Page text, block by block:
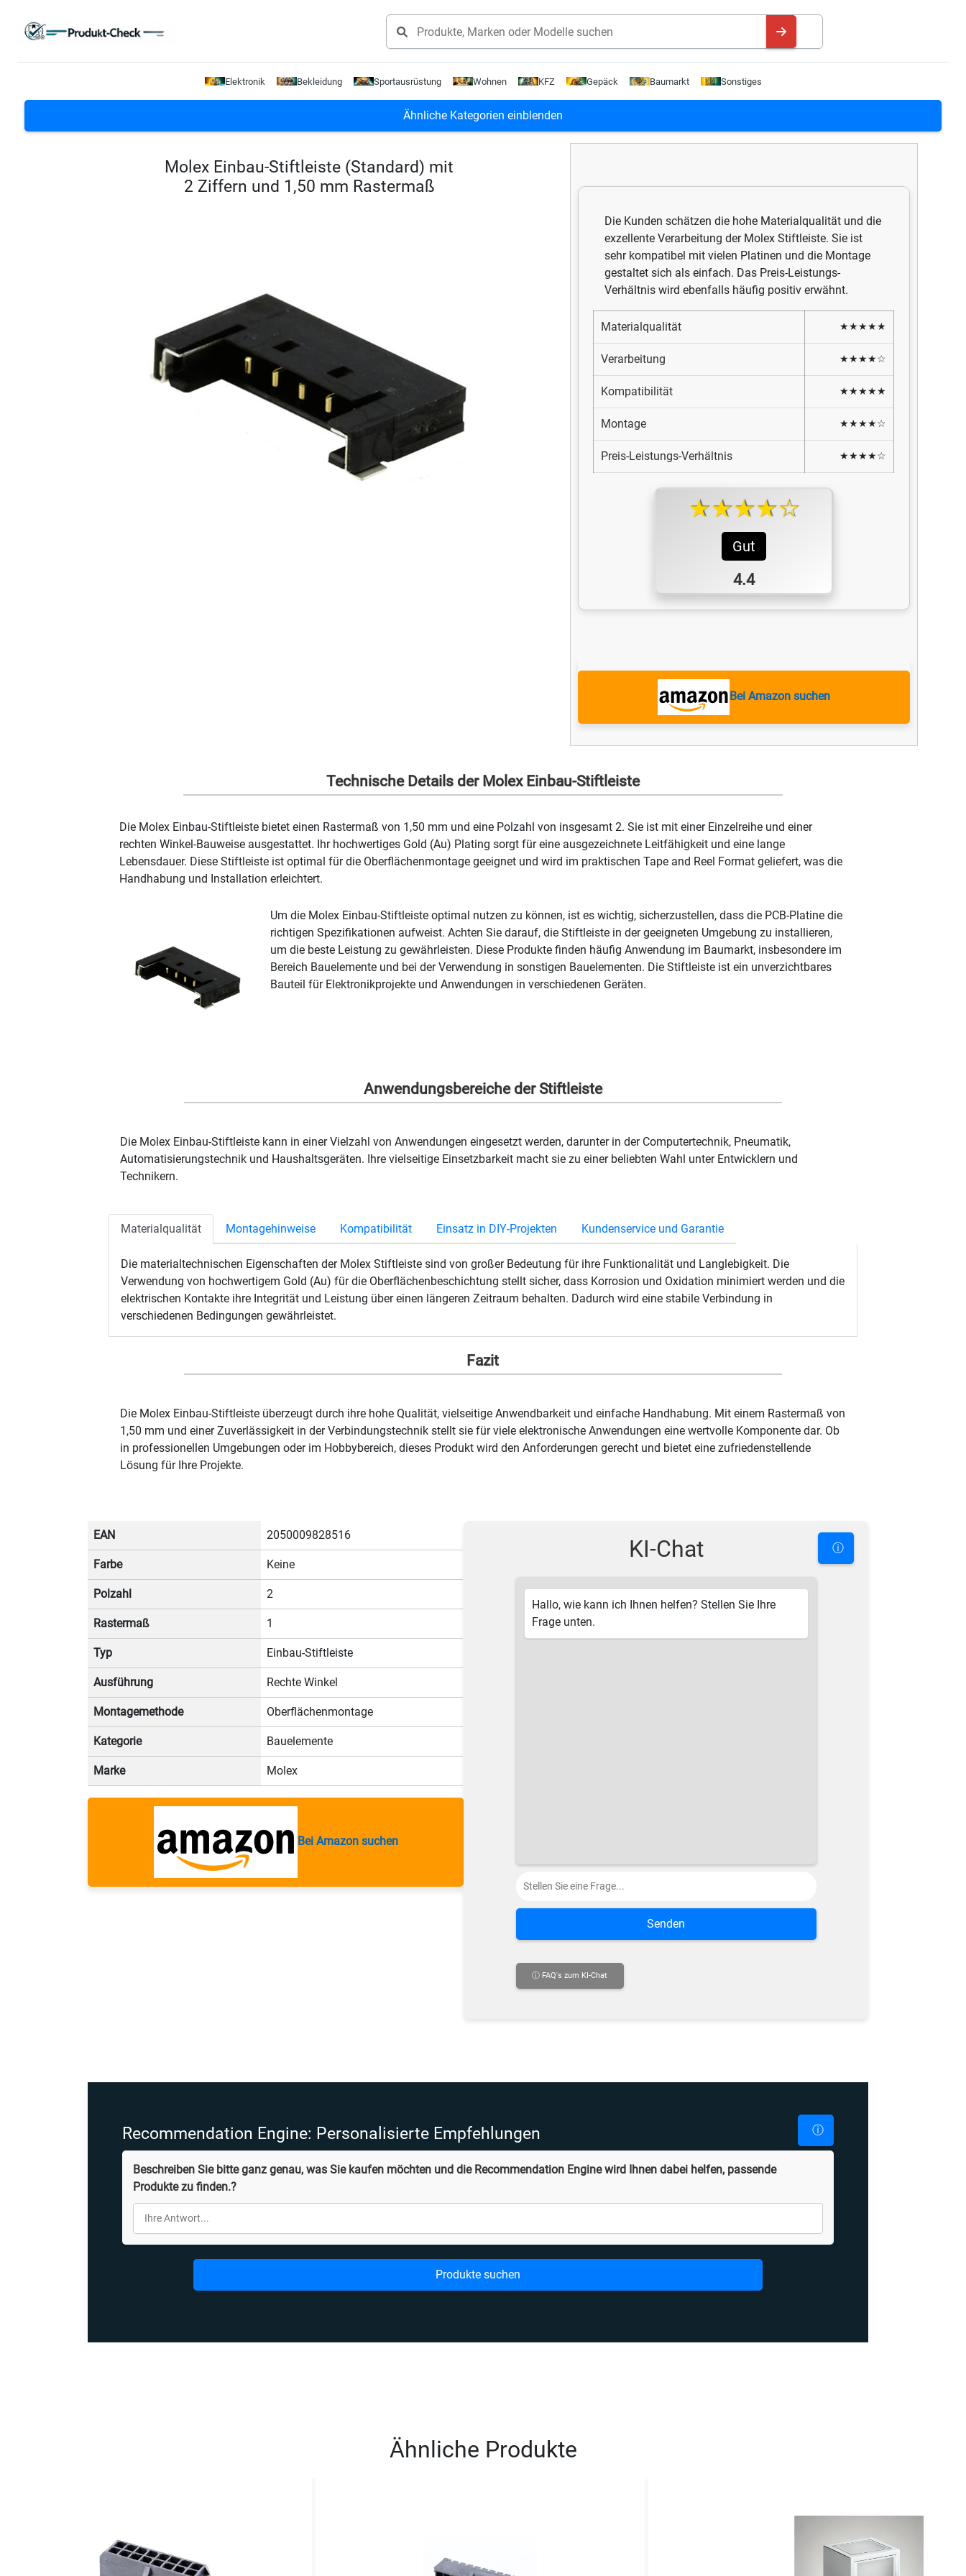
Elektronik Bekleidung Sportausrüstung Wohnen KFZ Gepäck Baumarkt Sonstiges
Ähnliche Kategorien einblenden
Molex Einbau-Stiftleiste (Standard) mit
2 Ziffern und 1,50 mm Rastermaß
Die Kunden schätzen die hohe Materialqualität und die
exzellente Verarbeitung der Molex Stiftleiste. Sie ist
sehr kompatibel mit vielen Platinen und die Montage
gestaltet sich als einfach. Das Preis-Leistungs-
Verhältnis wird ebenfalls häufig positiv erwähnt.
Materialqualität ★★★★★
Verarbeitung ★★★★☆
Kompatibilität ★★★★★
Montage ★★★★☆
Preis-Leistungs-Verhältnis ★★★★☆
★★★★☆
Gut
4.4
Bei Amazon suchen
Technische Details der Molex Einbau-Stiftleiste
Die Molex Einbau-Stiftleiste bietet einen Rastermaß von 1,50 mm und eine Polzahl von insgesamt 2. Sie ist mit einer Einzelreihe und einer
rechten Winkel-Bauweise ausgestattet. Ihr hochwertiges Gold (Au) Plating sorgt für eine ausgezeichnete Leitfähigkeit und eine lange
Lebensdauer. Diese Stiftleiste ist optimal für die Oberflächenmontage geeignet und wird im praktischen Tape and Reel Format geliefert, was die
Handhabung und Installation erleichtert.
Um die Molex Einbau-Stiftleiste optimal nutzen zu können, ist es wichtig, sicherzustellen, dass die PCB-Platine die
richtigen Spezifikationen aufweist. Achten Sie darauf, die Stiftleiste in der geeigneten Umgebung zu installieren,
um die beste Leistung zu gewährleisten. Diese Produkte finden häufig Anwendung im Baumarkt, insbesondere im
Bereich Bauelemente und bei der Verwendung in sonstigen Bauelementen. Die Stiftleiste ist ein unverzichtbares
Bauteil für Elektronikprojekte und Anwendungen in verschiedenen Geräten.
Anwendungsbereiche der Stiftleiste
Die Molex Einbau-Stiftleiste kann in einer Vielzahl von Anwendungen eingesetzt werden, darunter in der Computertechnik, Pneumatik,
Automatisierungstechnik und Haushaltsgeräten. Ihre vielseitige Einsetzbarkeit macht sie zu einer beliebten Wahl unter Entwicklern und
Technikern.
Materialqualität Montagehinweise Kompatibilität Einsatz in DIY-Projekten Kundenservice und Garantie
Die materialtechnischen Eigenschaften der Molex Stiftleiste sind von großer Bedeutung für ihre Funktionalität und Langlebigkeit. Die
Verwendung von hochwertigem Gold (Au) für die Oberflächenbeschichtung stellt sicher, dass Korrosion und Oxidation minimiert werden und die
elektrischen Kontakte ihre Integrität und Leistung über einen längeren Zeitraum behalten. Dadurch wird eine stabile Verbindung in
verschiedenen Bedingungen gewährleistet.
Fazit
Die Molex Einbau-Stiftleiste überzeugt durch ihre hohe Qualität, vielseitige Anwendbarkeit und einfache Handhabung. Mit einem Rastermaß von
1,50 mm und einer Zuverlässigkeit in der Verbindungstechnik stellt sie für viele elektronische Anwendungen eine wertvolle Komponente dar. Ob
in professionellen Umgebungen oder im Hobbybereich, dieses Produkt wird den Anforderungen gerecht und bietet eine zufriedenstellende
Lösung für Ihre Projekte.
EAN 2050009828516
Farbe Keine
Polzahl 2
Rastermaß 1
Typ Einbau-Stiftleiste
Ausführung Rechte Winkel
Montagemethode Oberflächenmontage
Kategorie Bauelemente
Marke Molex
Bei Amazon suchen
KI-Chat ⓘ
Hallo, wie kann ich Ihnen helfen? Stellen Sie Ihre
Frage unten.
Senden
ⓘ FAQ's zum KI-Chat
Recommendation Engine: Personalisierte Empfehlungen ⓘ
Beschreiben Sie bitte ganz genau, was Sie kaufen möchten und die Recommendation Engine wird Ihnen dabei helfen, passende
Produkte zu finden.?
Produkte suchen
Ähnliche Produkte